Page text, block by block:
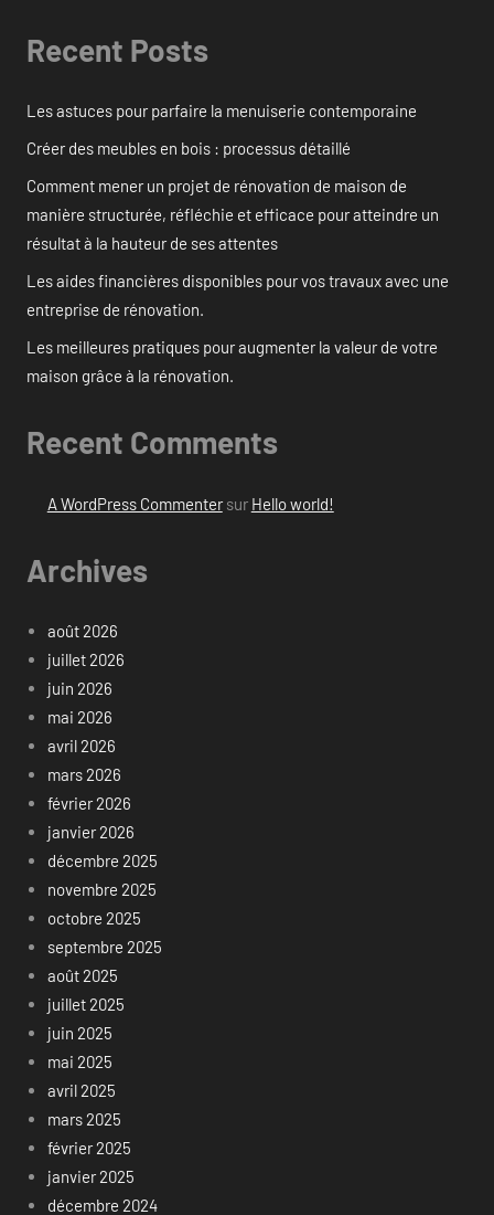
Recent Posts
Les astuces pour parfaire la menuiserie contemporaine
Créer des meubles en bois : processus détaillé
Comment mener un projet de rénovation de maison de
manière structurée, réfléchie et efficace pour atteindre un
résultat à la hauteur de ses attentes
Les aides financières disponibles pour vos travaux avec une
entreprise de rénovation.
Les meilleures pratiques pour augmenter la valeur de votre
maison grâce à la rénovation.
Recent Comments
A WordPress Commentersur Hello world!
Archives
août 2026
juillet 2026
juin 2026
mai 2026
avril 2026
mars 2026
février 2026
janvier 2026
décembre 2025
novembre 2025
octobre 2025
septembre 2025
août 2025
juillet 2025
juin 2025
mai 2025
avril 2025
mars 2025
février 2025
janvier 2025
décembre 2024